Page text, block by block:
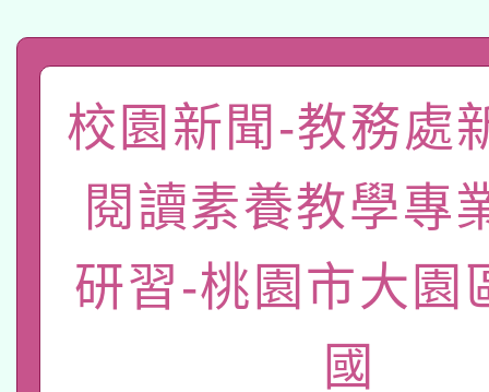
礎課程
A3數位素養講師名單
「數位內容與教學軟體
pilot」
有關大陸委員會函釋公
薪期間赴陸應申請許可
轉知經濟部水利署委託
業技術研究院辦理「
用水績優單位及節水達
115年8月22日(星期六
桃園市孔廟祈福系列
2026年桃園地景藝術
校園新聞-教務處
閱讀素養教學專
研習-桃園市大園
國